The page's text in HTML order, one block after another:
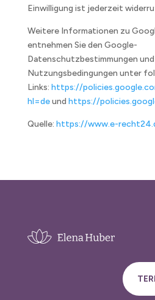
Einwilligung ist jederzeit
Weitere Informationen zu
entnehmen Sie den Google-
Datenschutzbestimmungen
Nutzungsbedingungen unter
Links: https://
hl=deund https://
Quelle: https://www.e-